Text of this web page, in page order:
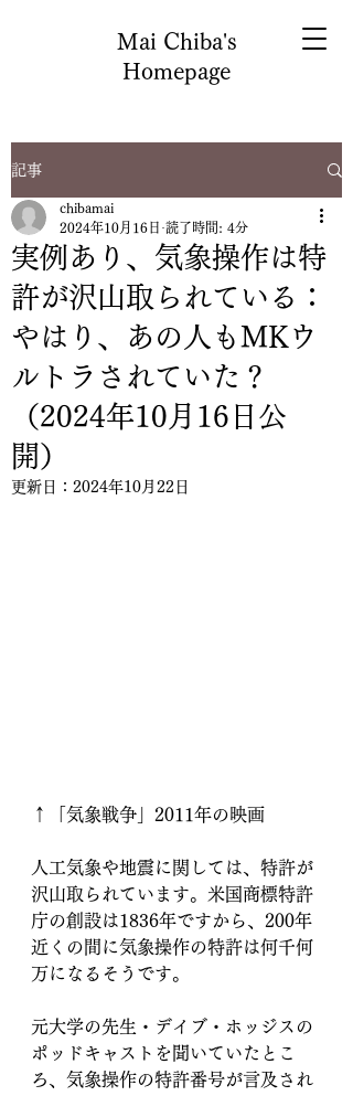
Mai Chiba's
Homepage
記事
実例あり、気象操作は特
許が沢山取られている：
やはり、あの人もMKウ
ルトラされていた？
（2024年10月16日公
開）
chibamai
2024年10月16日 読了時間: 4分
更新日： 2024年10月22日
↑「気象戦争」2011年の映画
人工気象や地震に関しては、特許が
沢山取られています。米国商標特許
庁の創設は1836年ですから、200年
近くの間に気象操作の特許は何千何
万になるそうです。
元大学の先生・デイブ・ホッジスの
ポッドキャストを聞いていたとこ
ろ、気象操作の特許番号が言及され